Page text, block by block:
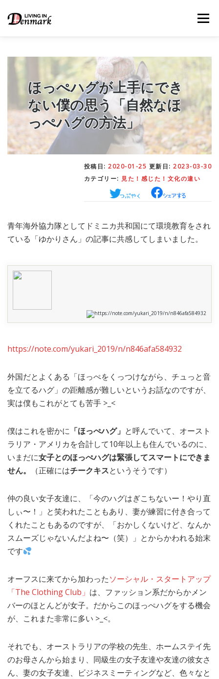
メニュー
LIFE TIPS– 生活便利帳 FOOD– ごはん事情
STUDY – 留学関連情報
WORK– デンマークの働き方
– 日本人の考察
MEDIA– メディア掲載 TRAVEL– 旅行
EVERYDAY– 日常ブログ
ほっぺハグが上手にでき
ない僕の思う「自然なほ
っぺハグの方法」
投稿日: 2020-01-25 更新日: 2023-03-30
カテゴリー: 見た！感じた！文化の違い
青年海外協力隊としてドミニカ共和国にて環境教育をされ
ている「ゆかりさん」の記事に共感してしまいました。
https://note.com/yukari_2019/n/n846afa584932
https://note.com/yukari_2019/n/n846afa584932
外国だとよくある「ほっぺをくっつけながら、チュっと音
を立てるハグ」の距離感が難しいというお話なのですが、
実は僕もこれがとても苦手 >_<
僕はこれを密かに 「ほっぺハグ」 と呼んでいて、オースト
ラリア・アメリカを合計して10年以上も住んでいるのに、
いまだに女子とのほっぺハグは緊張してスマートにできま
せん。
（正確にはチークキスというそうです）
仲の良い女子友達に、「今のハグはぎこちないー！やり直
しぃ〜！」と笑われたこともあり、妻が練習に付き合って
くれたこともあるのですが、「おかしくないけど、なんか
スムーズじゃないんだよね〜（笑）」とからかわれる始末
です
オーフスに来てから加わったソーシャル・スタートアップ
「The Clothing Club」 は、ファッション系だからかメン
バーのほとんどが女子。だからこのほっぺハグをする機会
が、これまた非常に多い >_<。
それでも、オーストラリアの学校の先生、ホームステイ先
のお母さんから始まり、同級生の女子友達や友達の彼女さ
ん、妻の女子友達、ビジネスミーティングなど、色々なと